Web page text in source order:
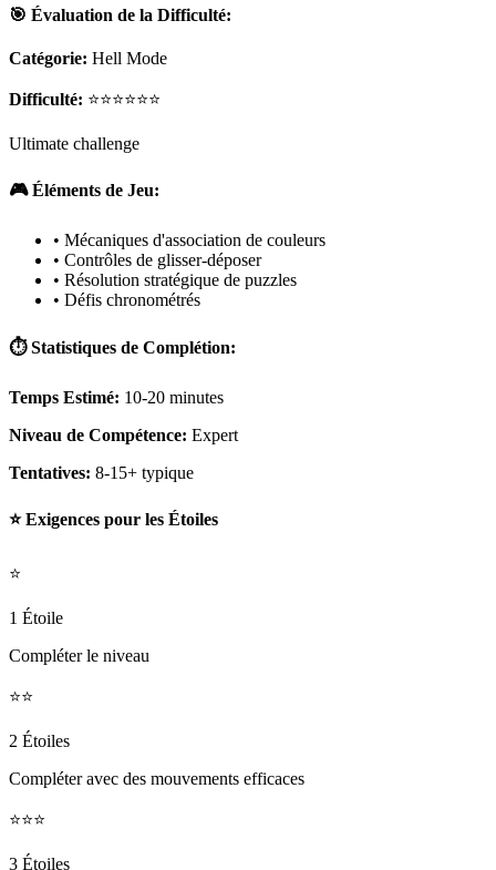
🎯 Évaluation de la Difficulté:
Catégorie: Hell Mode
Difficulté: ⭐⭐⭐⭐⭐⭐
Ultimate challenge
🎮 Éléments de Jeu:
• Mécaniques d'association de couleurs
• Contrôles de glisser-déposer
• Résolution stratégique de puzzles
• Défis chronométrés
⏱️ Statistiques de Complétion:
Temps Estimé: 10-20 minutes
Niveau de Compétence: Expert
Tentatives: 8-15+ typique
⭐ Exigences pour les Étoiles
⭐
1 Étoile
Compléter le niveau
⭐⭐
2 Étoiles
Compléter avec des mouvements efficaces
⭐⭐⭐
3 Étoiles